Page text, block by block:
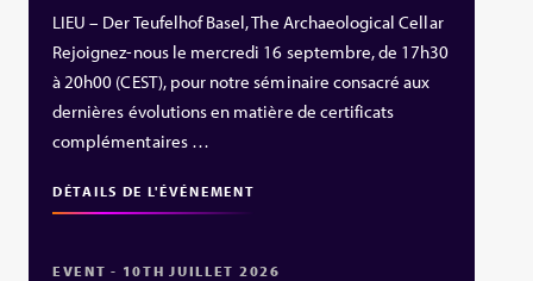
LIEU – Der Teufelhof Basel, The Archaeological Cellar
Rejoignez-nous le mercredi 16 septembre, de 17h30
à 20h00 (CEST), pour notre séminaire consacré aux
dernières évolutions en matière de certificats
complémentaires …
DÉTAILS DE L'ÉVÉNEMENT
EVENT - 10TH JUILLET 2026